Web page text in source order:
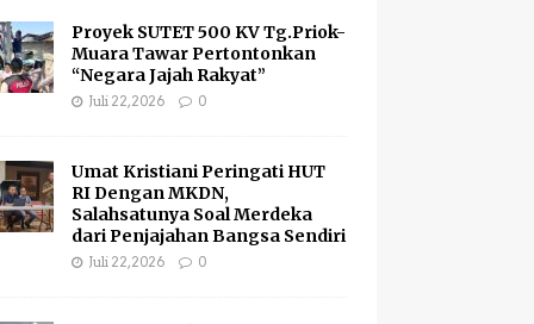
Proyek SUTET 500 KV Tg.Priok-
Muara Tawar Pertontonkan
“Negara Jajah Rakyat”
Juli 22, 2026 0
Umat Kristiani Peringati HUT
RI Dengan MKDN,
Salahsatunya Soal Merdeka
dari Penjajahan Bangsa Sendiri
Juli 22, 2026 0